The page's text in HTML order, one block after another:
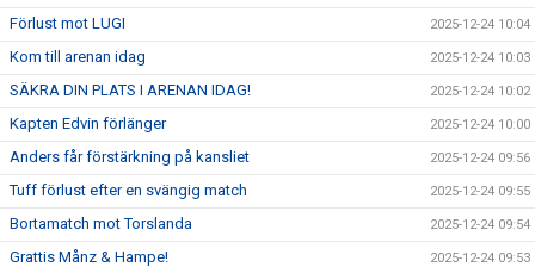
Förlust mot LUGI 2025-12-24 10:04
Kom till arenan idag 2025-12-24 10:03
SÄKRA DIN PLATS I ARENAN IDAG! 2025-12-24 10:02
Kapten Edvin förlänger 2025-12-24 10:00
Anders får förstärkning på kansliet 2025-12-24 09:56
Tuff förlust efter en svängig match 2025-12-24 09:55
Bortamatch mot Torslanda 2025-12-24 09:54
Grattis Månz & Hampe! 2025-12-24 09:53